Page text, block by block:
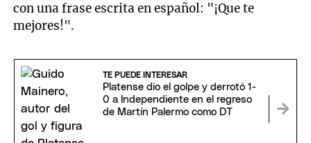
con una frase escrita en español: "¡Que te
mejores!".
TE PUEDE INTERESAR
Platense dio el golpe y derrotó 1-
0 a Independiente en el regreso
de Martín Palermo como DT